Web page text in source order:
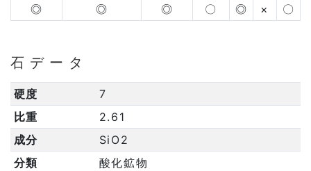
◎
◎ ◎ 〇 ◎ × 〇
石データ
硬度
7
比重
2.61
成分
SiO2
分類
酸化鉱物